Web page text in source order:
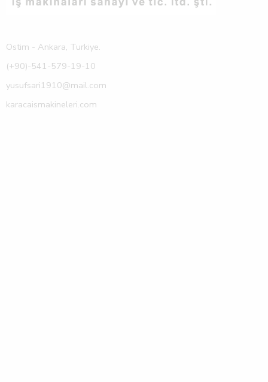
Ostim - Ankara, Turkiye.
(+90)-541-579-19-10
yusufsari1910@mail.com
karacaismakineleri.com